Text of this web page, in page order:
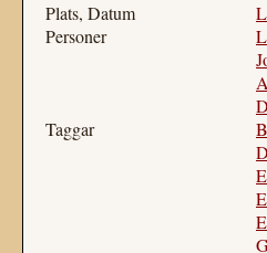
Plats, Datum
Personer
Taggar